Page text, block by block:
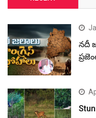
నదీ